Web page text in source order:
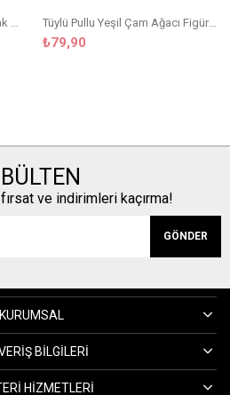
Tüylü Pullu Yeşil Çam Ağacı Figürlü Kırmızı Kız Çocuk Taç
₺79,90
ve indirimleri kaçırma!
GÖNDER
KURUMSAL
BILGILERI
HIZMETLERI